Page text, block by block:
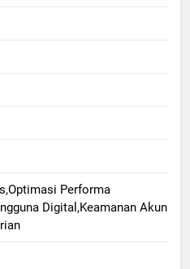
Performa
Digital,Keamanan Akun